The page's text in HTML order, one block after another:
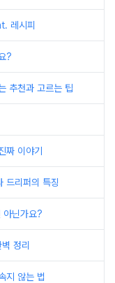
레시피
?
추천과 고르는 팁
짜 이야기
드리퍼의 특징
아닌가요?
정리
지 않는 법